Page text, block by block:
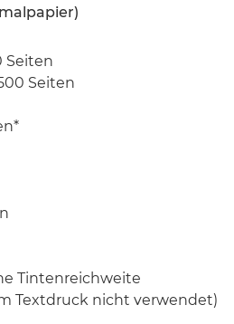
Seiten
Seiten
Tintenreichweite
Textdruck nicht verwendet)